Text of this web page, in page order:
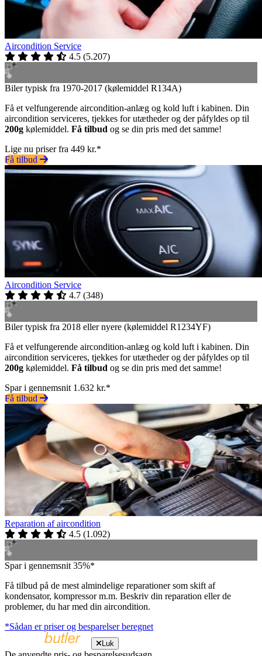
Aircondition Service
4.5 (5.207)
Biler typisk fra 1970-2017 (kølemiddel R134A)
Få et velfungerende aircondition-anlæg og kold luft i kabinen. Din
aircondition serviceres, tjekkes for utætheder og der påfyldes op til
200g kølemiddel. Få tilbud og se din pris med det samme!
Lige nu priser fra 449 kr.*
Få tilbud
Aircondition Service
4.7 (348)
Biler typisk fra 2018 eller nyere (kølemiddel R1234YF)
Få et velfungerende aircondition-anlæg og kold luft i kabinen. Din
aircondition serviceres, tjekkes for utætheder og der påfyldes op til
200g kølemiddel. Få tilbud og se din pris med det samme!
Spar i gennemsnit 1.632 kr.*
Få tilbud
Reparation af aircondition
4.5 (1.092)
Spar i gennemsnit 35%*
Få tilbud på de mest almindelige reparationer som skift af
kondensator, kompressor m.m. Beskriv din reparation eller de
problemer, du har med din aircondition.
*Sådan er priser og besparelser beregnet
Luk